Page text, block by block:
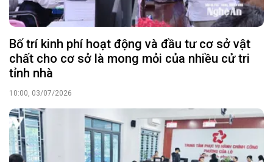
Bố trí kinh phí hoạt động và đầu tư cơ sở vật
chất cho cơ sở là mong mỏi của nhiều cử tri
tỉnh nhà
10:00, 03/07/2026